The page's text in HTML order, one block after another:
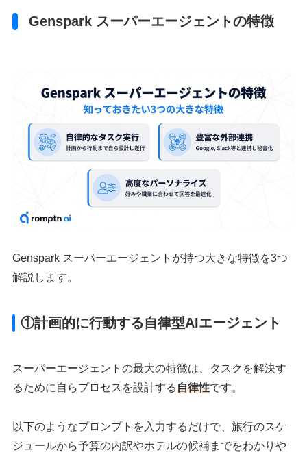
Genspark スーパーエージェントの特徴
Genspark スーパーエージェントが持つ大きな特徴を3つ
解説します。
①計画的に行動する自律型AIエージェント
スーパーエージェントの最大の特徴は、タスクを解決す
るために自らプロセスを設計する自律性です。
以下のようなプロンプトを入力するだけで、旅行のスケ
ジュールから予算の内訳やホテルの候補までをわかりや